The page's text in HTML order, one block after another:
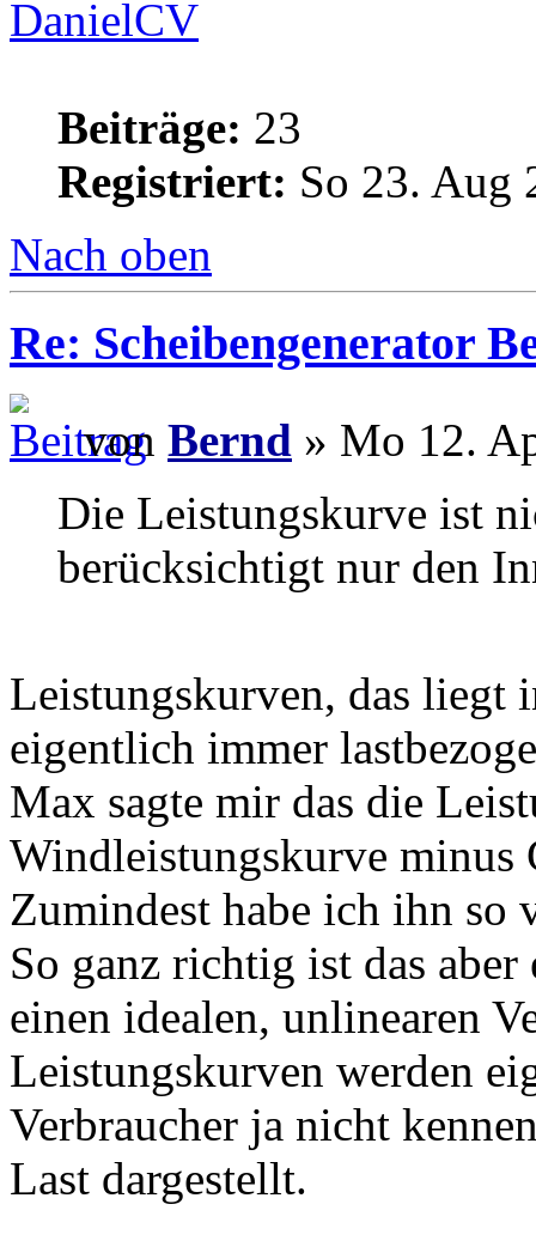
DanielCV
Beiträge: 23
Registriert: So 23. Aug
Nach oben
Re: Scheibengenerator
von Bernd » Mo 12.
Die Leistungskurve ist
berücksichtigt nur den
Leistungskurven, das liegt
eigentlich immer
Max sagte mir das die
Windleistungskurve minus
Zumindest habe ich ihn so
So ganz richtig ist das
einen idealen, unlinearen
Leistungskurven werden
Verbraucher ja nicht
Last dargestellt.